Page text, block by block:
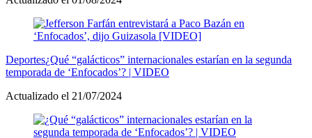
Deportes¿Qué “galácticos” internacionales estarían en la segunda
temporada de ‘Enfocados’? | VIDEO
Actualizado el 21/07/2024